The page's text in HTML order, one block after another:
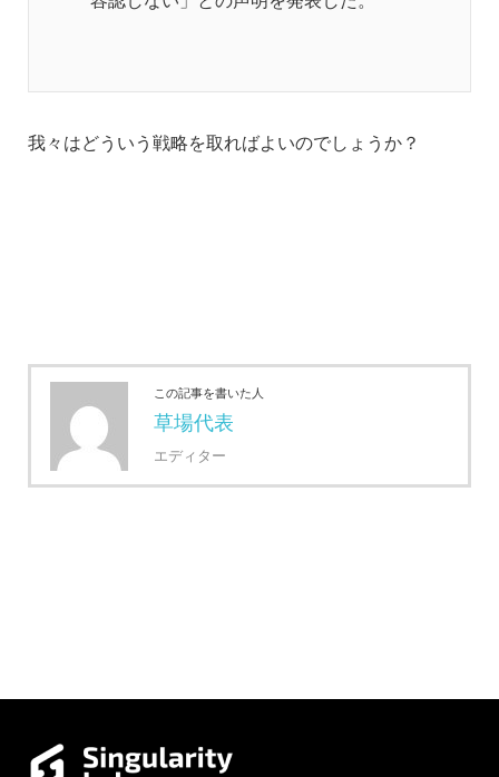
我々はどういう戦略を取ればよいのでしょうか？
この記事を書いた人
草場代表
エディター